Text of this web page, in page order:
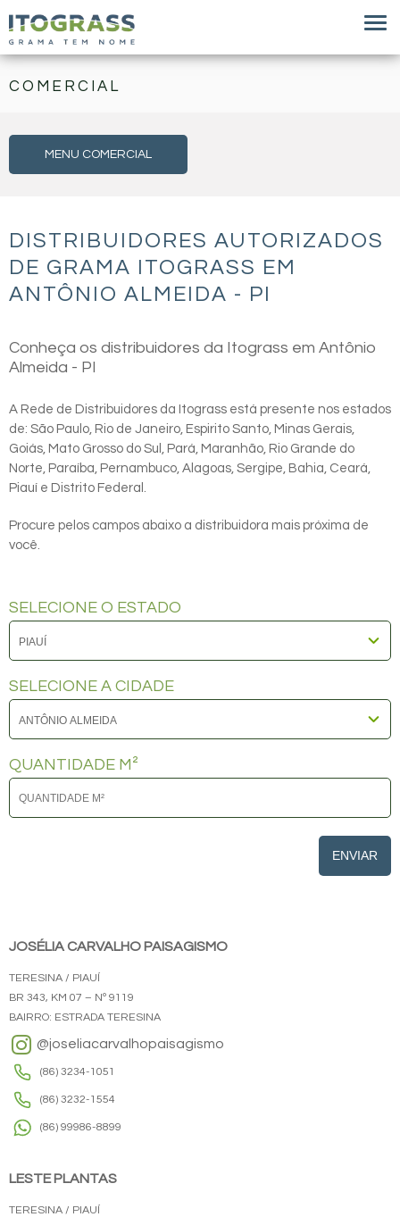
COMERCIAL
MENU COMERCIAL
DISTRIBUIDORES AUTORIZADOS
DE GRAMA ITOGRASS EM
ANTÔNIO ALMEIDA - PI
Conheça os distribuidores da Itograss em Antônio
Almeida - PI
A Rede de Distribuidores da Itograss está presente nos estados
de: São Paulo, Rio de Janeiro, Espirito Santo, Minas Gerais,
Goiás, Mato Grosso do Sul, Pará, Maranhão, Rio Grande do
Norte, Paraíba, Pernambuco, Alagoas, Sergipe, Bahia, Ceará,
Piauí e Distrito Federal.
Procure pelos campos abaixo a distribuidora mais próxima de
você.
SELECIONE O ESTADO
SELECIONE A CIDADE
QUANTIDADE M²
ENVIAR
JOSÉLIA CARVALHO PAISAGISMO
TERESINA / PIAUÍ
BR 343, KM 07 – Nº 9119
BAIRRO: ESTRADA TERESINA
@joseliacarvalhopaisagismo
(86) 3234-1051
(86) 3232-1554
(86) 99986-8899
LESTE PLANTAS
TERESINA / PIAUÍ